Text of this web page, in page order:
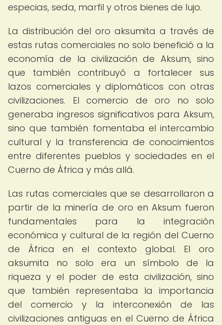
especias, seda, marfil y otros bienes de lujo.
La distribución del oro aksumita a través de
estas rutas comerciales no solo benefició a la
economía de la civilización de Aksum, sino
que también contribuyó a fortalecer sus
lazos comerciales y diplomáticos con otras
civilizaciones. El comercio de oro no solo
generaba ingresos significativos para Aksum,
sino que también fomentaba el intercambio
cultural y la transferencia de conocimientos
entre diferentes pueblos y sociedades en el
Cuerno de África y más allá.
Las rutas comerciales que se desarrollaron a
partir de la minería de oro en Aksum fueron
fundamentales para la integración
económica y cultural de la región del Cuerno
de África en el contexto global. El oro
aksumita no solo era un símbolo de la
riqueza y el poder de esta civilización, sino
que también representaba la importancia
del comercio y la interconexión de las
civilizaciones antiguas en el Cuerno de África